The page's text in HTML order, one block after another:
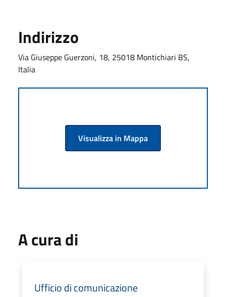
Indirizzo
Via Giuseppe Guerzoni, 18, 25018 Montichiari BS,
Italia
Visualizza in Mappa
A cura di
Ufficio di comunicazione